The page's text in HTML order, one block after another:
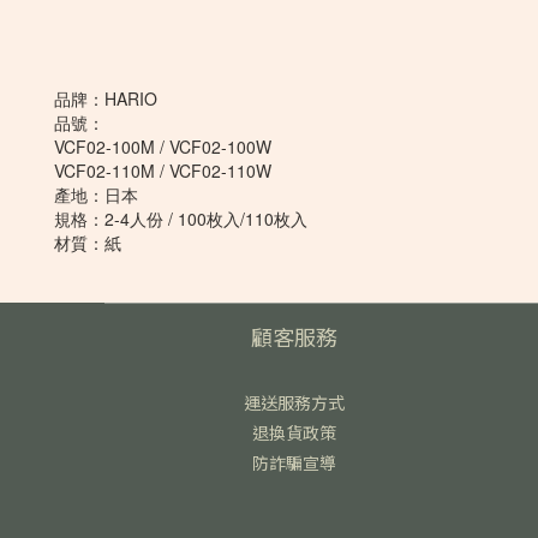
品牌：HARIO
品號：
VCF02-100M / VCF02-100W
VCF02-110M / VCF02-110W
產地：日本
規格：2-4人份 / 100枚入/110枚入
材質：紙
顧客服務
運送服務方式
退換貨政策
防詐騙宣導